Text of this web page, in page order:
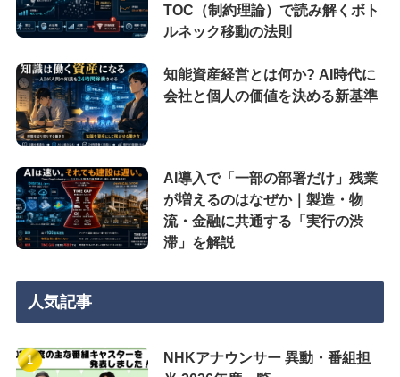
TOC（制約理論）で読み解くボト
ルネック移動の法則
知能資産経営とは何か? AI時代に
会社と個人の価値を決める新基準
AI導入で「一部の部署だけ」残業
が増えるのはなぜか｜製造・物
流・金融に共通する「実行の渋
滞」を解説
人気記事
NHKアナウンサー 異動・番組担